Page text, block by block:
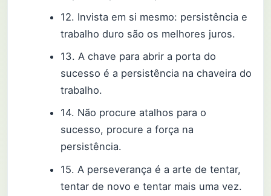
12. Invista em si mesmo: persistência e
trabalho duro são os melhores juros.
13. A chave para abrir a porta do
sucesso é a persistência na chaveira do
trabalho.
14. Não procure atalhos para o
sucesso, procure a força na
persistência.
15. A perseverança é a arte de tentar,
tentar de novo e tentar mais uma vez.